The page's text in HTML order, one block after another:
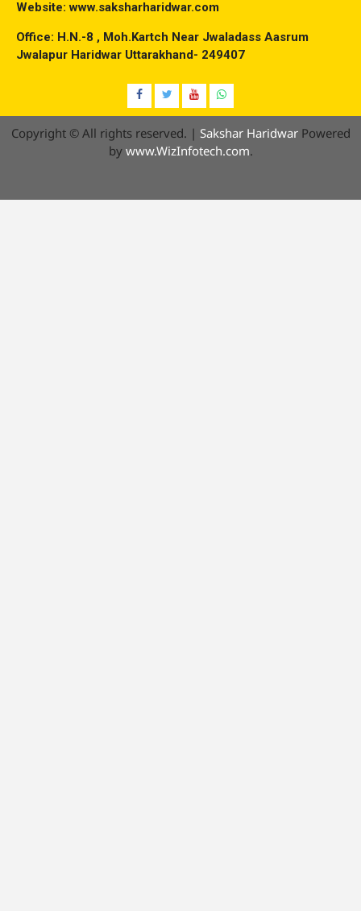
Website: www.saksharharidwar.com
Office: H.N.-8 , Moh.Kartch Near Jwaladass Aasrum
Jwalapur Haridwar Uttarakhand- 249407
Facebook
TwitterYouTubeWhatsap
Copyright © All rights reserved. | Sakshar HaridwarPowered
by www.WizInfotech.com.